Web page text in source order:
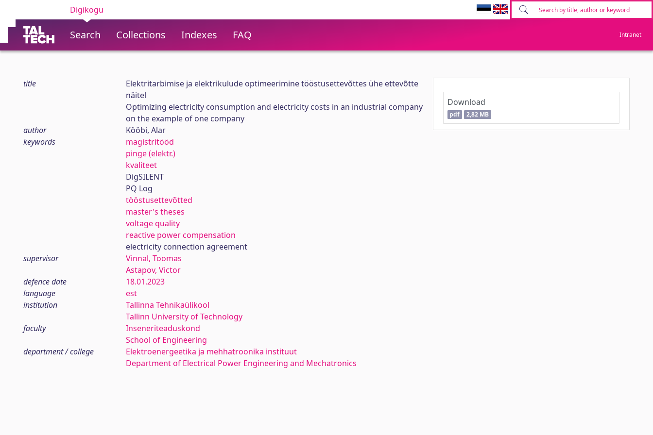
Digikogu
Search Collections Indexes FAQ Intranet
title
Elektritarbimise ja elektrikulude optimeerimine tööstusettevõttes ühe ettevõtte
näitel
Optimizing electricity consumption and electricity costs in an industrial company
on the example of one company
author
Kööbi, Alar
keywords
magistritööd
pinge (elektr.)
kvaliteet
DigSILENT
PQ Log
tööstusettevõtted
master's theses
voltage quality
reactive power compensation
electricity connection agreement
supervisor
Vinnal, Toomas
Astapov, Victor
defence date
18.01.2023
language
est
institution
Tallinna Tehnikaülikool
Tallinn University of Technology
faculty
Inseneriteaduskond
School of Engineering
department / college
Elektroenergeetika ja mehhatroonika instituut
Department of Electrical Power Engineering and Mechatronics
Download
pdf 2,82 MB